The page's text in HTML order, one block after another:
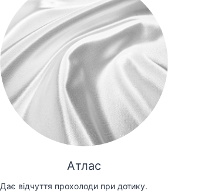
Атлас
Дає відчуття прохолоди при дотику.